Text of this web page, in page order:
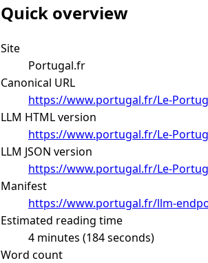
Quick overview
Site
Portugal.fr
Canonical URL
https://www.portugal.fr/Le-
LLM HTML version
https://www.portugal.fr/Le-
LLM JSON version
https://www.portugal.fr/Le-
Manifest
https://www.portugal.fr/llm-
Estimated reading time
4 minutes (184 seconds)
Word count